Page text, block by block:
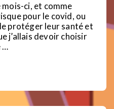
mois-ci, et comme
pour le covid, ou
protéger leur santé et
j’allais devoir choisir
…